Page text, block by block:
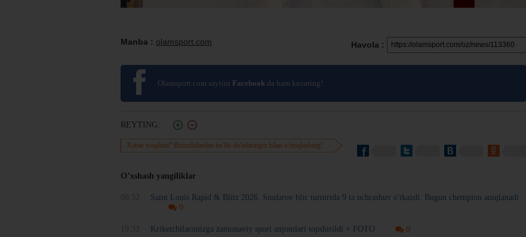
Havola :
Manba : olamsport.com
Olamsport.com saytini Facebook da ham kuzating!
REYTING:
Xabar yoqdimi? Birinchilardan bo'lib do'stlaringiz bilan o'rtoqlashing!
O’xshash yangiliklar
Saint Louis Rapid & Blitz 2026. Sindarov blic turnirida 9 ta uchrashuv o'tkazdi. Bugun chempion aniqlanadi
0
Kriketchilarimizga zamonaviy sport anjomlari topshirildi + FOTO 0